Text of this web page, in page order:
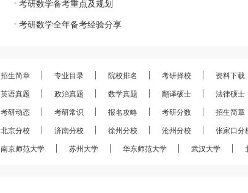
考研数学备考重点及规划
考研数学全年备考经验分享
招生简章 专业目录 院校排名 考研择校 资料下载
英语真题
政治真题 数学真题 翻译硕士 法律硕士
考研动态
考研常识 报名攻略 考研分数 招生简章
北京分校
济南分校 徐州分校 沧州分校 张家口分
南京师范大学
苏州大学 华东师范大学 武汉大学